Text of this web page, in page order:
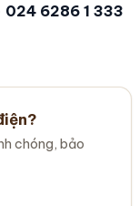
6286 1 333
chóng, bảo